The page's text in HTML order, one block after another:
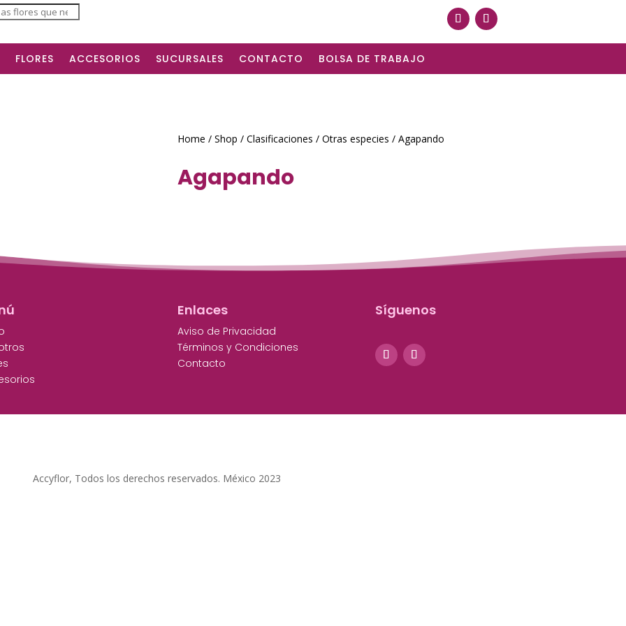
FLORES ACCESORIOS SUCURSALES CONTACTO BOLSA DE TRABAJO
Home / Shop / Clasificaciones / Otras especies / Agapando
Agapando
Enlaces
Aviso de Privacidad
Términos y Condiciones
Contacto
Síguenos
Accyflor, Todos los derechos reservados. México 2023